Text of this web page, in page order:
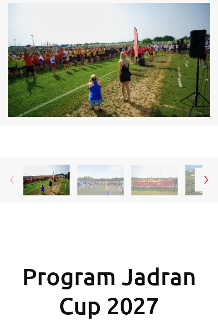
Program Jadran
Cup 2027